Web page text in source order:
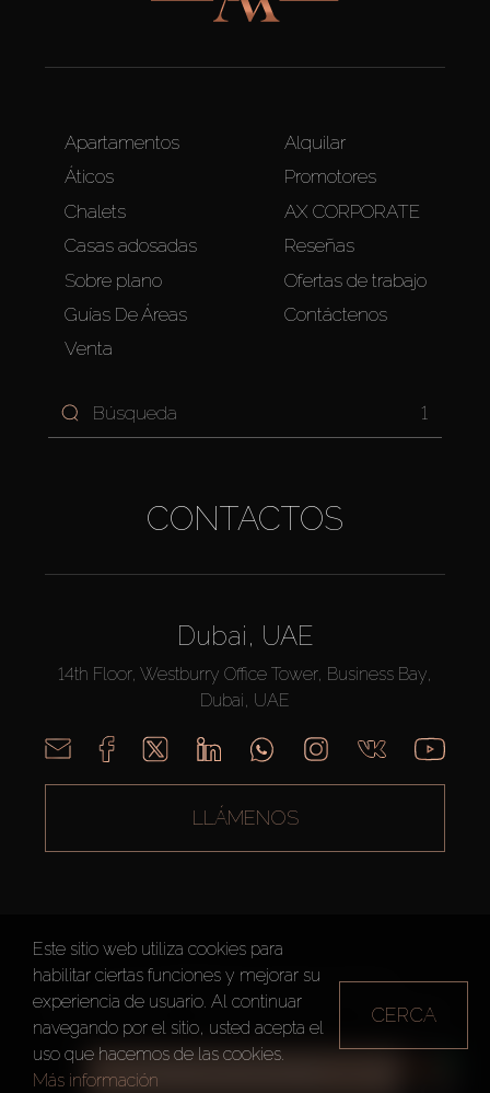
TODOS LOS FILTROS
Apartamentos
Áticos
Chalets
Casas adosadas
Sobre plano
Guías De Áreas
Venta
Alquilar
Promotores
AX CORPORATE
Reseñas
Ofertas de trabajo
Contáctenos
1
CONTACTOS
Dubai, UAE
14th Floor, Westburry Office Tower, Business Bay,
Dubai, UAE
LLÁMENOS
AX CAPITAL ©2026 Todos los derechos reservados
Condiciones de Uso
Política de privacidad Mapa del sitio
Este sitio web utiliza cookies para
habilitar ciertas funciones y mejorar su
experiencia de usuario. Al continuar
navegando por el sitio, usted acepta el
uso que hacemos de las cookies.
Más información
CERCA